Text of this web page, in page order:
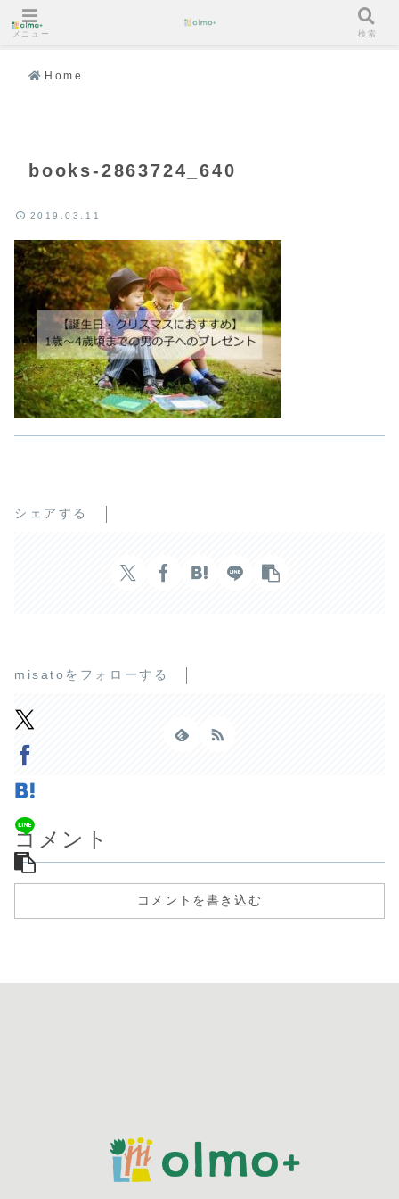
Home
books-2863724_640
2019.03.11
シェアする
misatoをフォローする
コメント
コメントを書き込む
メニュー 検索